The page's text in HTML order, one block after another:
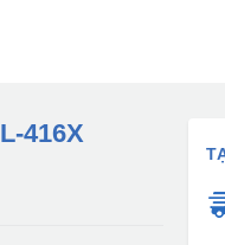
416X